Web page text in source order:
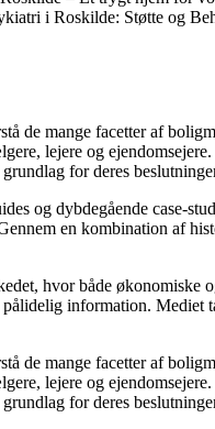
i Roskilde: Støtte og
de mange facetter af
lejere og
for deres
og dybdegående case-
en kombination af
hvor både
information.
de mange facetter af
lejere og
for deres